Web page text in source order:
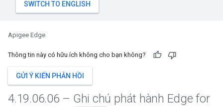
Apigee Edge
Thông tin này có hữu ích không cho bạn không?
GỬI Ý KIẾN PHẢN HỒI
4.19.06.06 – Ghi chú phát hành Edge for